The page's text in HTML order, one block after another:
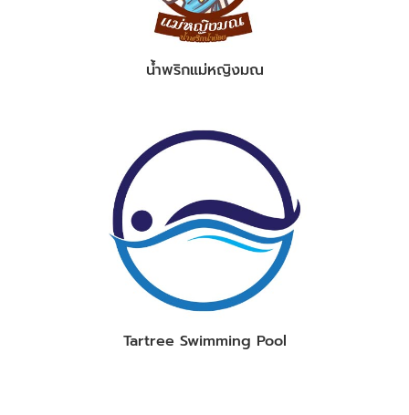
น้ำพริกแม่หญิงมณ
Tartree Swimming Pool